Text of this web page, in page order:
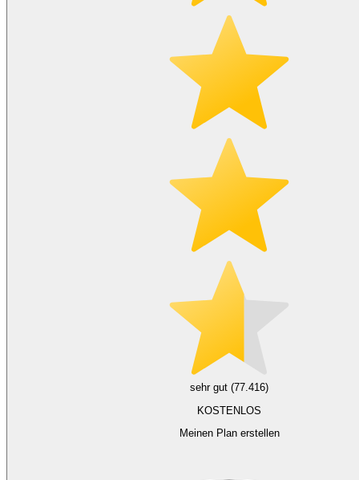
sehr gut (77.416)
KOSTENLOS
Meinen Plan erstellen